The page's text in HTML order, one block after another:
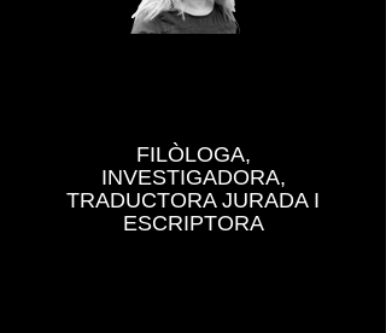
FILÒLOGA,
INVESTIGADORA,
TRADUCTORA JURADA I
ESCRIPTORA